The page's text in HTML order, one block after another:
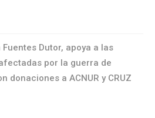
Fuentes Dutor, apoya a las
por la guerra de
donaciones a ACNUR y CRUZ